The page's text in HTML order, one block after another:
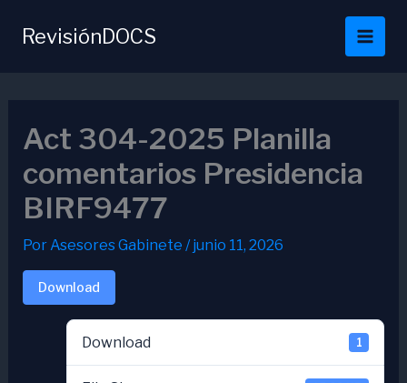
RevisiónDOCS
Act 304-2025 Planilla
comentarios Presidencia
BIRF9477
PorAsesores Gabinete /junio 11, 2026
Download
Download 1